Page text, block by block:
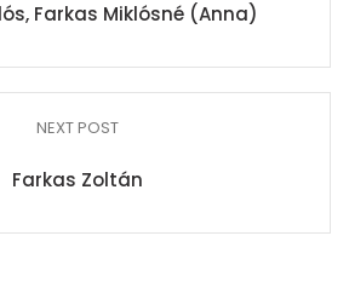
Farkas Miklósné (Anna)
NEXT POST
Farkas Zoltán